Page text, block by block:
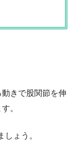
きで股関節を伸
。
ょう。